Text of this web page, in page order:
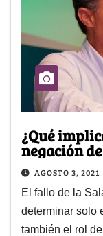
¿Qué
negación
AGOSTO 3, 2021
El fallo de la
determinar solo
también el rol